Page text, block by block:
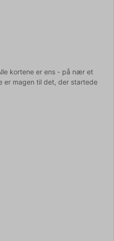
kortene er ens - på nær et
er magen til det, der startede